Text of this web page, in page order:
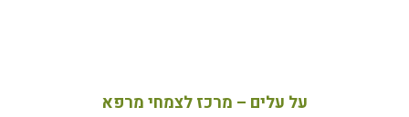
על עלים – מרכז לצמחי מרפא